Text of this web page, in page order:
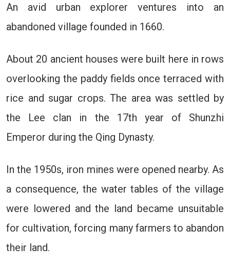
An avid urban explorer ventures into an
abandoned village founded in 1660.
About 20 ancient houses were built here in rows
overlooking the paddy fields once terraced with
rice and sugar crops. The area was settled by
the Lee clan in the 17th year of Shunzhi
Emperor during the Qing Dynasty.
In the 1950s, iron mines were opened nearby. As
a consequence, the water tables of the village
were lowered and the land became unsuitable
for cultivation, forcing many farmers to abandon
their land.